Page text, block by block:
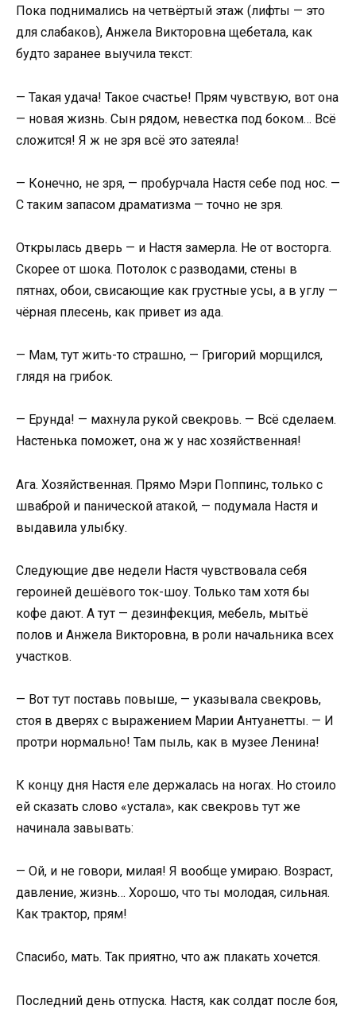
Пока поднимались на четвёртый этаж (лифты — это
для слабаков), Анжела Викторовна щебетала, как
будто заранее выучила текст:
— Такая удача! Такое счастье! Прям чувствую, вот она
— новая жизнь. Сын рядом, невестка под боком… Всё
сложится! Я ж не зря всё это затеяла!
— Конечно, не зря, — пробурчала Настя себе под нос. —
С таким запасом драматизма — точно не зря.
Открылась дверь — и Настя замерла. Не от восторга.
Скорее от шока. Потолок с разводами, стены в
пятнах, обои, свисающие как грустные усы, а в углу —
чёрная плесень, как привет из ада.
— Мам, тут жить-то страшно, — Григорий морщился,
глядя на грибок.
— Ерунда! — махнула рукой свекровь. — Всё сделаем.
Настенька поможет, она ж у нас хозяйственная!
Ага. Хозяйственная. Прямо Мэри Поппинс, только с
шваброй и панической атакой, — подумала Настя и
выдавила улыбку.
Следующие две недели Настя чувствовала себя
героиней дешёвого ток-шоу. Только там хотя бы
кофе дают. А тут — дезинфекция, мебель, мытьё
полов и Анжела Викторовна, в роли начальника всех
участков.
— Вот тут поставь повыше, — указывала свекровь,
стоя в дверях с выражением Марии Антуанетты. — И
протри нормально! Там пыль, как в музее Ленина!
К концу дня Настя еле держалась на ногах. Но стоило
ей сказать слово «устала», как свекровь тут же
начинала завывать:
— Ой, и не говори, милая! Я вообще умираю. Возраст,
давление, жизнь… Хорошо, что ты молодая, сильная.
Как трактор, прям!
Спасибо, мать. Так приятно, что аж плакать хочется.
Последний день отпуска. Настя, как солдат после боя,